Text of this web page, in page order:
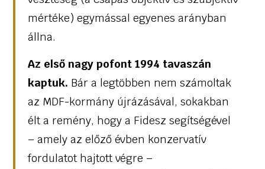
mértéke) egymással egyenes arányban
állna.
Az első nagy pofont 1994 tavaszán
kaptuk. Bár a legtöbben nem számoltak
az MDF-kormány újrázásával, sokakban
élt a remény, hogy a Fidesz segítségével
– amely az előző évben konzervatív
fordulatot hajtott végre –